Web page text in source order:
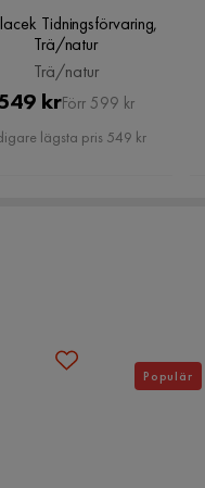
Tidningsförvaring,
Trä/natur
Trä/natur
Pris
krOriginal
Pris
Förr 599 kr
lägsta pris 549 kr
Populär